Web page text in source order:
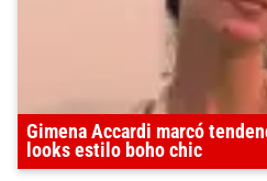
Gimena Accardi marcó
looks estilo boho chic